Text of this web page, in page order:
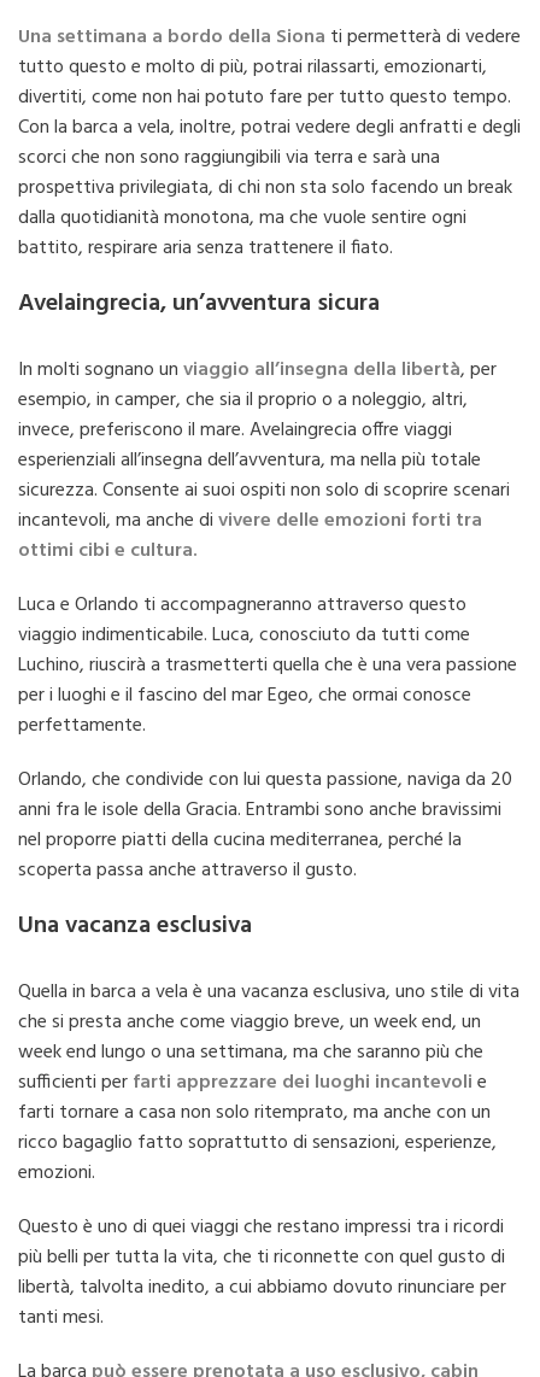
Una settimana a bordo della Siona ti permetterà di vedere
tutto questo e molto di più, potrai rilassarti, emozionarti,
divertiti, come non hai potuto fare per tutto questo tempo.
Con la barca a vela, inoltre, potrai vedere degli anfratti e degli
scorci che non sono raggiungibili via terra e sarà una
prospettiva privilegiata, di chi non sta solo facendo un break
dalla quotidianità monotona, ma che vuole sentire ogni
battito, respirare aria senza trattenere il fiato.
Avelaingrecia, un’avventura sicura
In molti sognano unviaggio all’insegna della libertà, per
esempio, in camper, che sia il proprio o a noleggio, altri,
invece, preferiscono il mare. Avelaingrecia offre viaggi
esperienziali all’insegna dell’avventura, ma nella più totale
sicurezza. Consente ai suoi ospiti non solo di scoprire scenari
incantevoli, ma anche divivere delle emozioni forti tra
ottimi cibi e cultura.
Luca e Orlando ti accompagneranno attraverso questo
viaggio indimenticabile. Luca, conosciuto da tutti come
Luchino, riuscirà a trasmetterti quella che è una vera passione
per i luoghi e il fascino del mar Egeo, che ormai conosce
perfettamente.
Orlando, che condivide con lui questa passione, naviga da 20
anni fra le isole della Gracia. Entrambi sono anche bravissimi
nel proporre piatti della cucina mediterranea, perché la
scoperta passa anche attraverso il gusto.
Una vacanza esclusiva
Quella in barca a vela è una vacanza esclusiva, uno stile di vita
che si presta anche come viaggio breve, un week end, un
week end lungo o una settimana, ma che saranno più che
sufficienti perfarti apprezzare dei luoghi incantevolie
farti tornare a casa non solo ritemprato, ma anche con un
ricco bagaglio fatto soprattutto di sensazioni, esperienze,
emozioni.
Questo è uno di quei viaggi che restano impressi tra i ricordi
più belli per tutta la vita, che ti riconnette con quel gusto di
libertà, talvolta inedito, a cui abbiamo dovuto rinunciare per
tanti mesi.